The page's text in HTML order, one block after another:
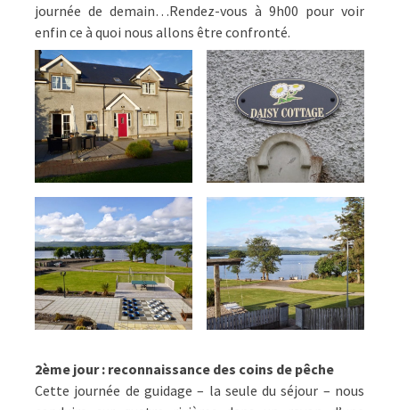
journée de demain…Rendez-vous à 9h00 pour voir
enfin ce à quoi nous allons être confronté.
2ème jour : reconnaissance des coins de pêche
Cette journée de guidage – la seule du séjour – nous